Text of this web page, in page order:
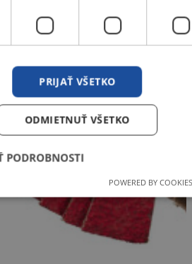
PRIJAŤ VŠETKO
ODMIETNUŤ VŠETKO
PODROBNOSTI
Výkonnosť Cielenie
súbory cookie umožňujú základné funkcie
POWERED BY